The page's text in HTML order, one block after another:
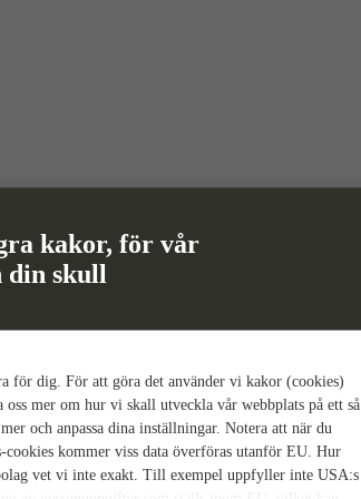
kakor, för vår
din skull
för dig. För att göra det använder vi kakor (cookies)
mer om hur vi skall utveckla vår webbplats på ett så
och anpassa dina inställningar. Notera att när du
kommer viss data överföras utanför EU. Hur
vet vi inte exakt. Till exempel uppfyller inte USA:s